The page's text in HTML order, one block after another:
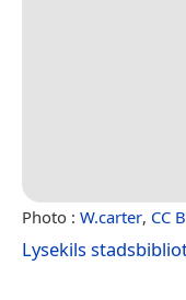
Photo : W.carter, CC
Lysekils